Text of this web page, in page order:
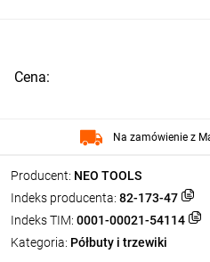
Producent: NEO TOOLS
Indeks producenta: 82-173-47
Indeks TIM: 0001-00021-54114
Kategoria: Półbuty i trzewiki
Cena:
Na zamówienie z